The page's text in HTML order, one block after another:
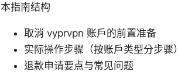
本指南结构
取消 vyprvpn 账户的前置准备
实际操作步骤（按账户类型分步骤）
退款申请要点与常见问题